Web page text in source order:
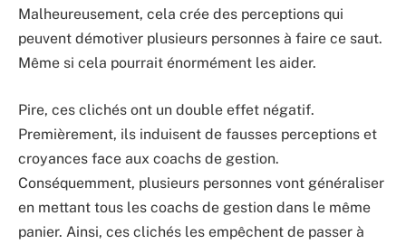
Malheureusement, cela crée des perceptions qui
peuvent démotiver plusieurs personnes à faire ce saut.
Même si cela pourrait énormément les aider.
Pire, ces clichés ont un double effet négatif.
Premièrement, ils induisent de fausses perceptions et
croyances face aux coachs de gestion.
Conséquemment, plusieurs personnes vont généraliser
en mettant tous les coachs de gestion dans le même
panier. Ainsi, ces clichés les empêchent de passer à